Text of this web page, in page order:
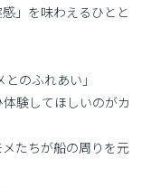
」を味わえるひとと
のふれあい」
験してほしいのがカ
たちが船の周りを元